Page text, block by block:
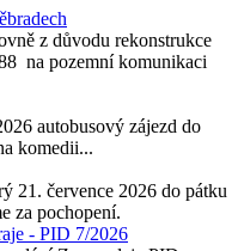
z důvodu rekonstrukce
na pozemní komunikaci
autobusový zájezd do
komedii...
21. července 2026 do pátku
za pochopení.
- PID 7/2026